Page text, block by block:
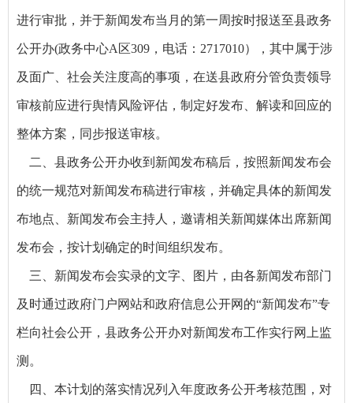
进行审批，并于新闻发布当月的第一周按时报送至县政务
公开办(政务中心A区309，电话：2717010），其中属于涉
及面广、社会关注度高的事项，在送县政府分管负责领导
审核前应进行舆情风险评估，制定好发布、解读和回应的
整体方案，同步报送审核。
二、县政务公开办收到新闻发布稿后，按照新闻发布会
的统一规范对新闻发布稿进行审核，并确定具体的新闻发
布地点、新闻发布会主持人，邀请相关新闻媒体出席新闻
发布会，按计划确定的时间组织发布。
三、新闻发布会实录的文字、图片，由各新闻发布部门
及时通过政府门户网站和政府信息公开网的“新闻发布”专
栏向社会公开，县政务公开办对新闻发布工作实行网上监
测。
四、本计划的落实情况列入年度政务公开考核范围，对